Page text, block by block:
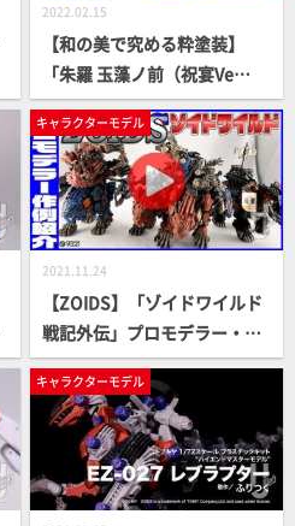
2022.02.15
【和の美で究める粋塗装】
「朱羅 玉藻ノ前（祝宴Ve
r.）」【月刊ホビージャパン3
月号作例】
キャラクターモデル
2021.11.24
【ZOIDS】「ゾイドワイルド
戦記外伝」プロモデラー・小
澤京介さんの作例を解説して
みた!!【月刊ホビージャパン1
月号】
キャラクターモデル